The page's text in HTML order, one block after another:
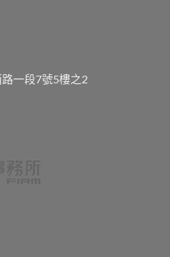
一段7號5樓之2